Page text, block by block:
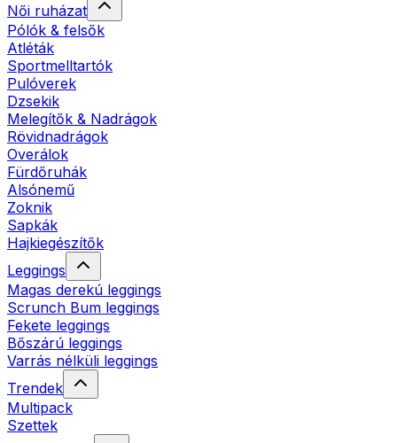
Női ruházat
Pólók & felsők
Atléták
Sportmelltartók
Pulóverek
Dzsekik
Melegítők & Nadrágok
Rövidnadrágok
Overálok
Fürdőruhák
Alsónemű
Zoknik
Sapkák
Hajkiegészítők
Leggings
Magas derekú leggings
Scrunch Bum leggings
Fekete leggings
Bőszárú leggings
Varrás nélküli leggings
Trendek
Multipack
Szettek